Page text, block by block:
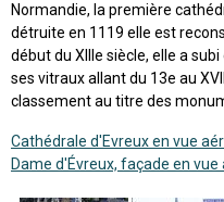
Normandie, la première
détruite en 1119 elle est
début du XIIIe siècle, elle a
ses vitraux allant du 13e au
classement au titre des
Cathédrale d'Evreux en vue
Dame d'Évreux, façade en vue